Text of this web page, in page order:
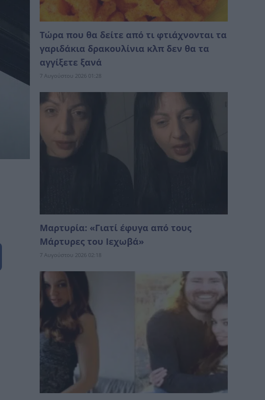
Τώρα που θα δείτε από τι φτιάχνονται τα
γαριδάκια δρακουλίνια κλπ δεν θα τα
αγγίξετε ξανά
7 Αυγούστου 2026 01:28
Μαρτυρία: «Γιατί έφυγα από τους
Μάρτυρες του Ιεχωβά»
7 Αυγούστου 2026 02:18